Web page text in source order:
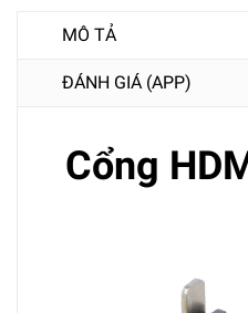
MÔ TẢ
ĐÁNH GIÁ (APP)
Cổng